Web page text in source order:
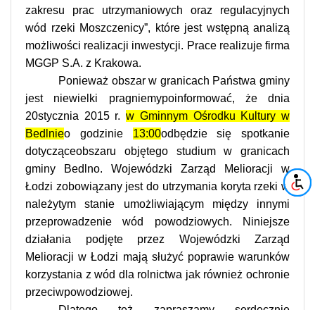
zakresu prac utrzymaniowych oraz regulacyjnych
wód rzeki Moszczenicy”, które jest wstępną analizą
możliwości realizacji inwestycji. Prace realizuje firma
MGGP S.A. z Krakowa.
Ponieważ obszar w granicach Państwa gminy
jest niewielki pragniemypoinformować, że dnia
20stycznia 2015 r.w Gminnym Ośrodku Kultury w
Bedlnieo godzinie 13:00odbędzie się spotkanie
dotycząceobszaru objętego studium w granicach
gminy Bedlno. Wojewódzki Zarząd Melioracji w
Łodzi zobowiązany jest do utrzymania koryta rzeki w
należytym stanie umożliwiającym między innymi
przeprowadzenie wód powodziowych. Niniejsze
działania podjęte przez Wojewódzki Zarząd
Melioracji w Łodzi mają służyć poprawie warunków
korzystania z wód dla rolnictwa jak również ochronie
przeciwpowodziowej.